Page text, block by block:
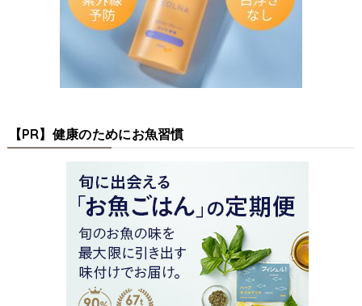
【PR】健康のためにお魚習慣